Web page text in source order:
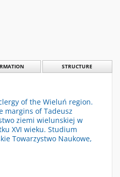
STRUCTURE
of the Wieluń region.
margins of Tadeusz
ziemi wielunskiej w
XVI wieku. Studium
Towarzystwo Naukowe,